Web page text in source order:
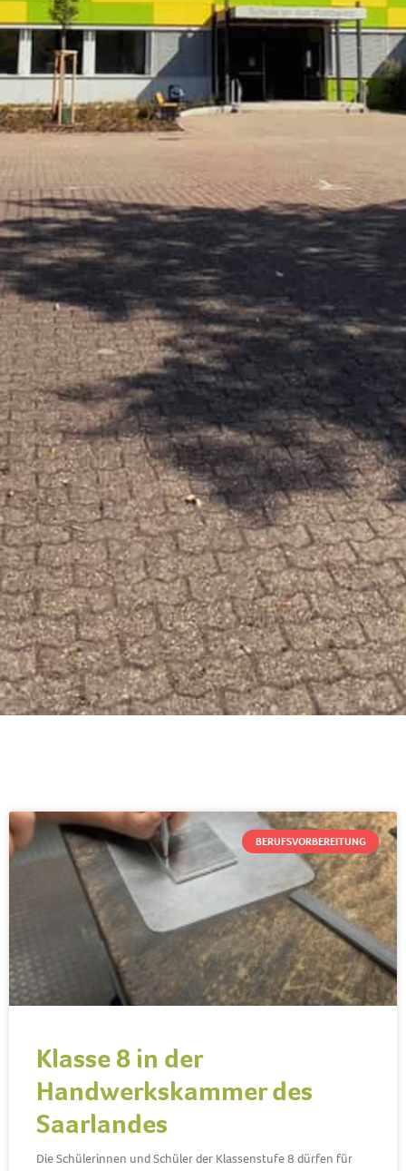
BERUFSVORBEREITUNG
Klasse 8 in der
Handwerkskammer des
Saarlandes
Die Schülerinnen und Schüler der Klassenstufe 8 dürfen für